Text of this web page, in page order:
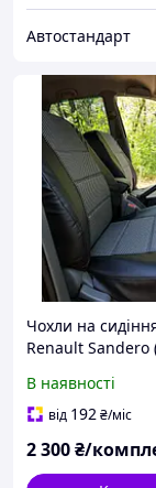
Автостандарт
Чохли на
Renault Sandero
ина, окремий
В наявності
від 192₴/міс
2 300₴/